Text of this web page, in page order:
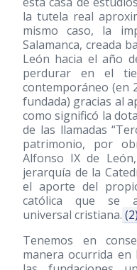
la tutela real
mismo caso, la
Salamanca, creada
León hacia el año
perdurar en el
contemporáneo (en
fundada) gracias al
como significó la
de las llamadas
patrimonio, por
Alfonso IX de
jerarquía de la
el aporte del
católica que se
universal cristiana. (2)
Tenemos en
manera ocurrida en